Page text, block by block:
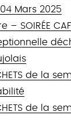
Mars 2025
SOIRÉE
de la
de la